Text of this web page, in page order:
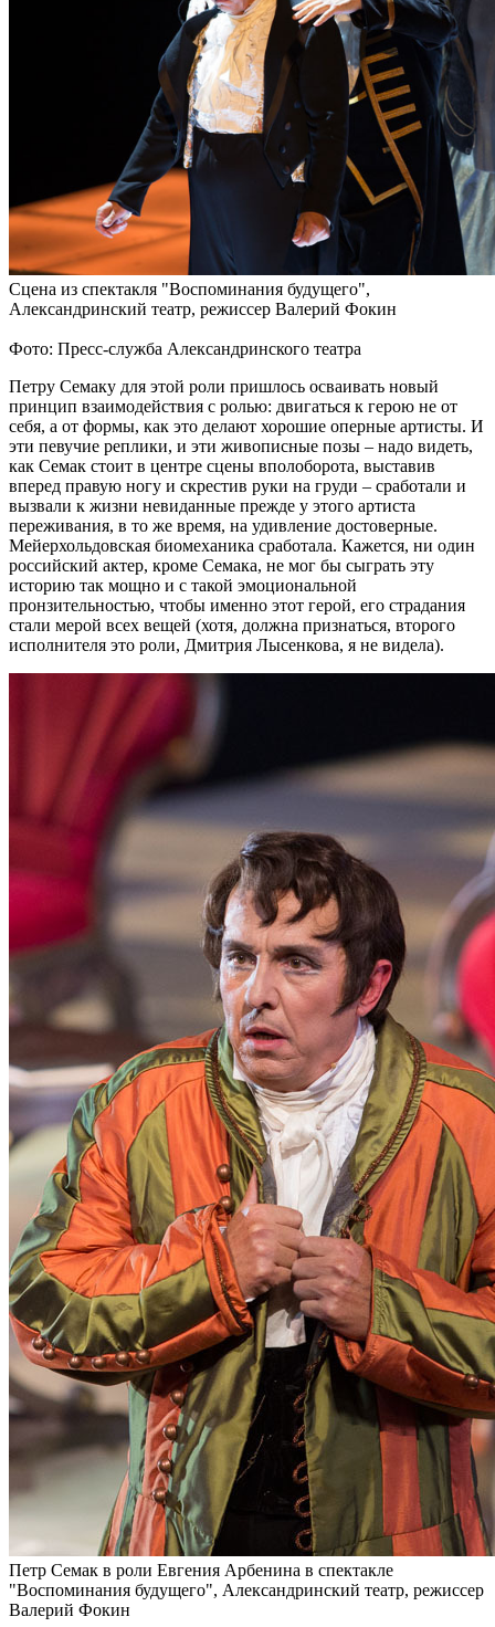
Сцена из спектакля "Воспоминания будущего",
Александринский театр, режиссер Валерий Фокин
Фото: Пресс-служба Александринского театра
Петру Семаку для этой роли пришлось осваивать новый
принцип взаимодействия c ролью: двигаться к герою не от
себя, а от формы, как это делают хорошие оперные артисты. И
эти певучие реплики, и эти живописные позы – надо видеть,
как Семак стоит в центре сцены вполоборота, выставив
вперед правую ногу и скрестив руки на груди – сработали и
вызвали к жизни невиданные прежде у этого артиста
переживания, в то же время, на удивление достоверные.
Мейерхольдовская биомеханика сработала. Кажется, ни один
российский актер, кроме Семака, не мог бы сыграть эту
историю так мощно и с такой эмоциональной
пронзительностью, чтобы именно этот герой, его страдания
стали мерой всех вещей (хотя, должна признаться, второго
исполнителя это роли, Дмитрия Лысенкова, я не видела).
Петр Семак в роли Евгения Арбенина в спектакле
"Воспоминания будущего", Александринский театр, режиссер
Валерий Фокин